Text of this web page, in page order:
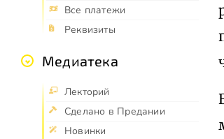
Все платежи
Реквизиты
Медиатека
Лекторий
Сделано в Предании
Новинки